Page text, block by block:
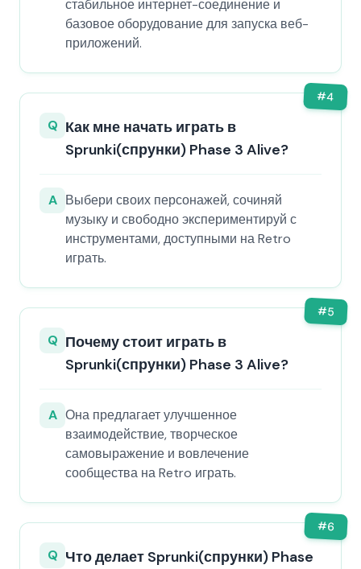
стабильное интернет-соединение и
базовое оборудование для запуска веб-
приложений.
#4
Q Как мне начать играть в
Sprunki(спрунки) Phase 3 Alive?
A Выбери своих персонажей, сочиняй
музыку и свободно экспериментируй с
инструментами, доступными на Retro
играть.
#5
Q Почему стоит играть в
Sprunki(спрунки) Phase 3 Alive?
A Она предлагает улучшенное
взаимодействие, творческое
самовыражение и вовлечение
сообщества на Retro играть.
#6
Q Что делает Sprunki(спрунки) Phase